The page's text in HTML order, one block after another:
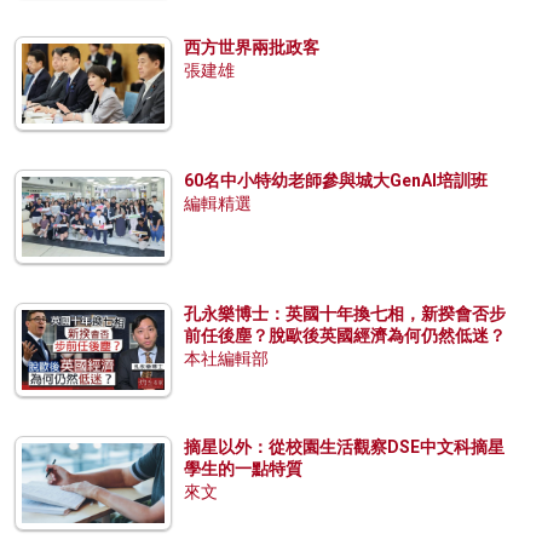
西方世界兩批政客
張建雄
60名中小特幼老師參與城大GenAI培訓班
編輯精選
孔永樂博士：英國十年換七相，新揆會否步
前任後塵？脫歐後英國經濟為何仍然低迷？
本社編輯部
摘星以外：從校園生活觀察DSE中文科摘星
學生的一點特質
來文